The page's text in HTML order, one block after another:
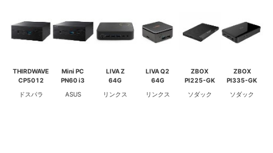
THIRDWAVE
CP5012
ドスパラ
Mini PC
PN60 i3
ASUS
LIVA Z
64G
リンクス
LIVA Q2
64G
リンクス
ZBOX
PI225-GK
ソダック
ZBOX
PI335-GK
ソダック